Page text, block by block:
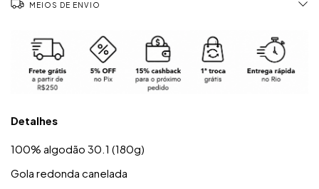
MEIOS DE ENVIO
Detalhes
100% algodão 30.1 (180g)
Gola redonda canelada